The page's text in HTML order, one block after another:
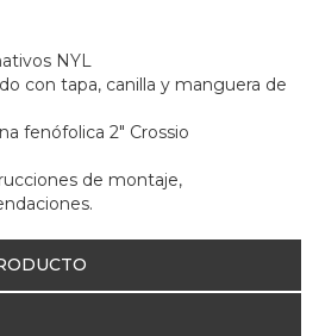
NYL
con tapa, canilla y manguera de
fenófolica 2" Crossio
de montaje,